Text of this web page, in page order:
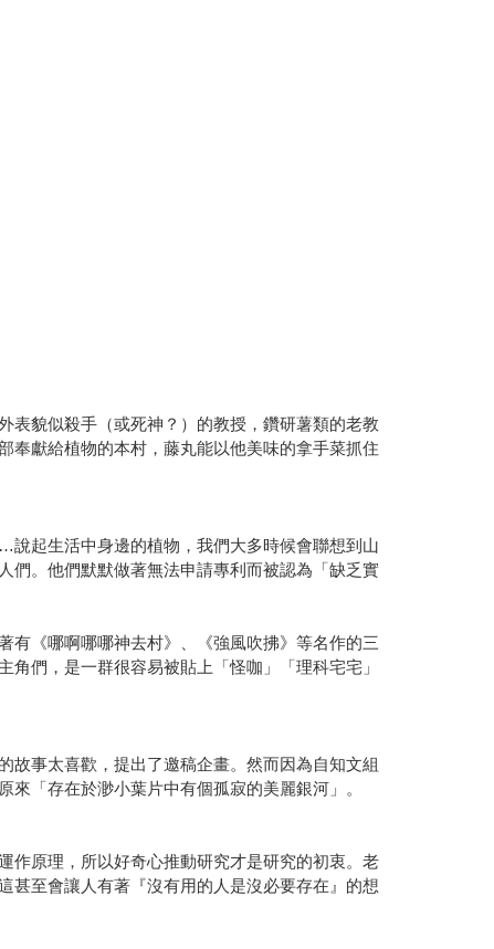
表貌似殺手（或死神？）的教授，鑽研薯類的老教
獻給植物的本村，藤丸能以他美味的拿手菜抓住
起生活中身邊的植物，我們大多時候會聯想到山
們。他們默默做著無法申請專利而被認為「缺乏實
有《哪啊哪哪神去村》、《強風吹拂》等名作的三
們，是一群很容易被貼上「怪咖」「理科宅宅」
故事太喜歡，提出了邀稿企畫。然而因為自知文組
「存在於渺小葉片中有個孤寂的美麗銀河」。
作原理，所以好奇心推動研究才是研究的初衷。老
甚至會讓人有著『沒有用的人是沒必要存在』的想